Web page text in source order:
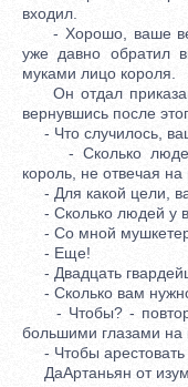
входил.
- Хорошо, ваше
уже давно обратил
муками лицо короля.
Он отдал
вернувшись после
- Что случилось,
- Сколько людей
король, не отвечая
- Для какой цели,
- Сколько людей у
- Со мной
- Еще!
- Двадцать
- Сколько вам
- Чтобы? -
большими глазами на
- Чтобы арестовать
ДаАртаньян от